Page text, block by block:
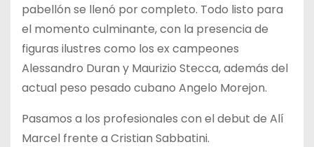
pabellón se llenó por completo. Todo listo para
el momento culminante, con la presencia de
figuras ilustres como los ex campeones
Alessandro Duran y Maurizio Stecca, además del
actual peso pesado cubano Angelo Morejon.
Pasamos a los profesionales con el debut de Alí
Marcel frente a Cristian Sabbatini.